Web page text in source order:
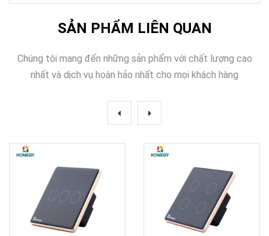
SẢN PHẨM LIÊN QUAN
Chúng tôi mang đến những sản phẩm với chất lượng cao
nhất và dịch vụ hoàn hảo nhất cho mọi khách hàng